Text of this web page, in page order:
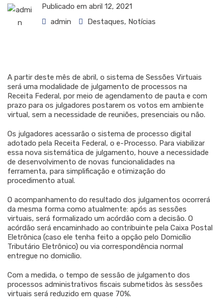
Publicado em abril 12, 2021
admin
Destaques, Notícias
A partir deste mês de abril, o sistema de Sessões Virtuais
será uma modalidade de julgamento de processos na
Receita Federal, por meio de agendamento de pauta e com
prazo para os julgadores postarem os votos em ambiente
virtual, sem a necessidade de reuniões, presenciais ou não.
Os julgadores acessarão o sistema de processo digital
adotado pela Receita Federal, o e-Processo. Para viabilizar
essa nova sistemática de julgamento, houve a necessidade
de desenvolvimento de novas funcionalidades na
ferramenta, para simplificação e otimização do
procedimento atual.
O acompanhamento do resultado dos julgamentos ocorrerá
da mesma forma como atualmente: após as sessões
virtuais, será formalizado um acórdão com a decisão. O
acórdão será encaminhado ao contribuinte pela Caixa Postal
Eletrônica (caso ele tenha feito a opção pelo Domicílio
Tributário Eletrônico) ou via correspondência normal
entregue no domicílio.
Com a medida, o tempo de sessão de julgamento dos
processos administrativos fiscais submetidos às sessões
virtuais será reduzido em quase 70%.